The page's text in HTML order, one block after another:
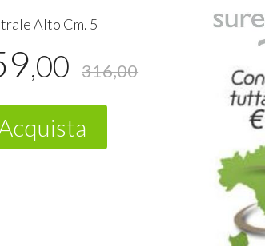
Alto Cm. 5
,00 316,00